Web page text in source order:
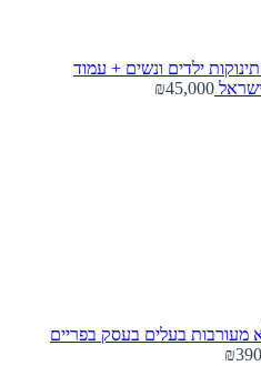
ילדים ונשים + עמוד
₪45,000
מעורבות בעלים בעסק בפריים